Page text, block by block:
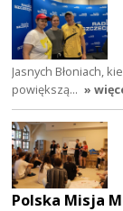
Jasnych Błoniach,
powiększą… »
Polska Misja